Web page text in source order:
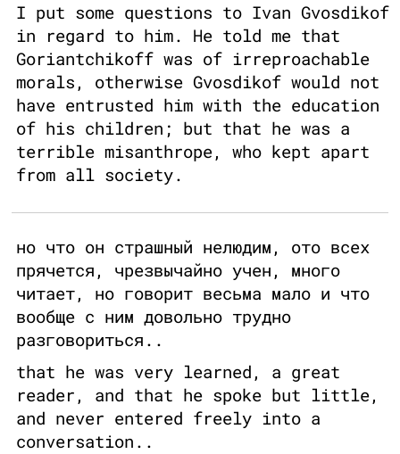
I put some questions to Ivan Gvosdikof
in regard to him. He told me that
Goriantchikoff was of irreproachable
morals, otherwise Gvosdikof would not
have entrusted him with the education
of his children; but that he was a
terrible misanthrope, who kept apart
from all society.
но что он страшный нелюдим, ото всех
прячется, чрезвычайно учен, много
читает, но говорит весьма мало и что
вообще с ним довольно трудно
разговориться..
that he was very learned, a great
reader, and that he spoke but little,
and never entered freely into a
conversation..